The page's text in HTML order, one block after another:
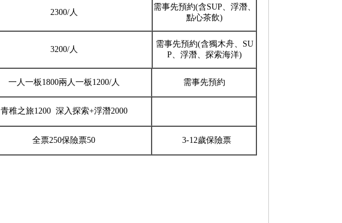
2300/人
需事先預約(含SUP、浮潛、
點心茶飲)
3200/人
需事先預約(含獨木舟、SU
P、浮潛、探索海洋)
一人一板1800兩人一板1200/人 需事先預約
青稚之旅1200 深入探索+浮潛2000
全票250保險票50 3-12歲保險票